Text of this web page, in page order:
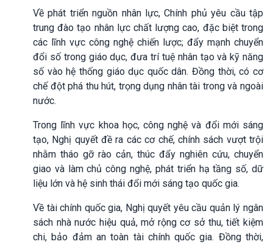
Về phát triển nguồn nhân lực, Chính phủ yêu cầu tập
trung đào tạo nhân lực chất lượng cao, đặc biệt trong
các lĩnh vực công nghệ chiến lược; đẩy mạnh chuyển
đổi số trong giáo dục, đưa trí tuệ nhân tạo và kỹ năng
số vào hệ thống giáo dục quốc dân. Đồng thời, có cơ
chế đột phá thu hút, trọng dụng nhân tài trong và ngoài
nước.
Trong lĩnh vực khoa học, công nghệ và đổi mới sáng
tạo, Nghị quyết đề ra các cơ chế, chính sách vượt trội
nhằm tháo gỡ rào cản, thúc đẩy nghiên cứu, chuyển
giao và làm chủ công nghệ, phát triển hạ tầng số, dữ
liệu lớn và hệ sinh thái đổi mới sáng tạo quốc gia.
Về tài chính quốc gia, Nghị quyết yêu cầu quản lý ngân
sách nhà nước hiệu quả, mở rộng cơ sở thu, tiết kiệm
chi, bảo đảm an toàn tài chính quốc gia. Đồng thời,